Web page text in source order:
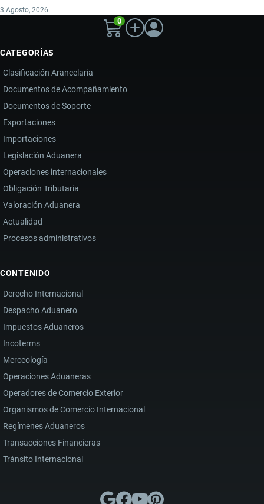
3 Agosto, 2026
0
CATEGORÍAS
Clasificación Arancelaria
Documentos de Acompañamiento
Documentos de Soporte
Exportaciones
Importaciones
Legislación Aduanera
Operaciones internacionales
Obligación Tributaria
Valoración Aduanera
Actualidad
Procesos administrativos
CONTENIDO
Derecho Internacional
Despacho Aduanero
Impuestos Aduaneros
Incoterms
Merceología
Operaciones Aduaneras
Operadores de Comercio Exterior
Organismos de Comercio Internacional
Regímenes Aduaneros
Transacciones Financieras
Tránsito Internacional